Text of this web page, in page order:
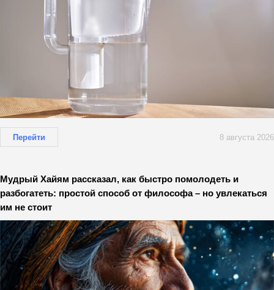
Перейти 8 августа 2026
Мудрый Хайям рассказал, как быстро помолодеть и
разбогатеть: простой способ от философа – но увлекаться
им не стоит